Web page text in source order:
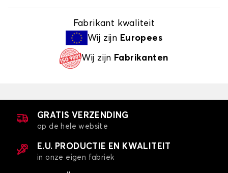
Fabrikant kwaliteit
Wij zijn Europees
Wij zijn Fabrikanten
GRATIS VERZENDING
op de hele website
E.U. PRODUCTIE EN KWALITEIT
in onze eigen fabriek